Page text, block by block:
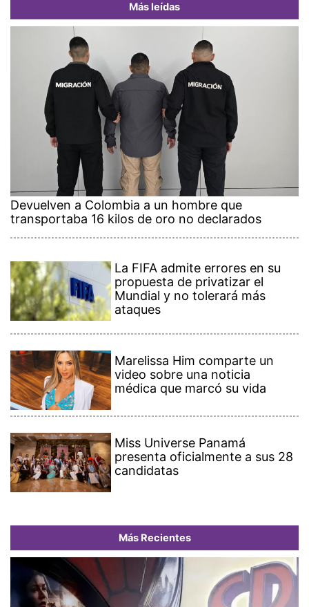
Más leídas
Devuelven a Colombia a un hombre que
transportaba 16 kilos de oro no declarados
La FIFA admite errores en su
propuesta de privatizar el
Mundial y no tolerará más
ataques
Marelissa Him comparte un
video sobre una noticia
médica que marcó su vida
Miss Universe Panamá
presenta oficialmente a sus 28
candidatas
Más Recientes